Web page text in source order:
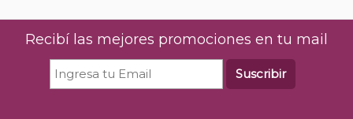
Recibí las mejores promociones en tu mail
Suscribir